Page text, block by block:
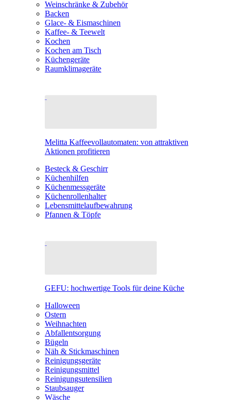
Weinschränke & Zubehör
Backen
Glace- & Eismaschinen
Kaffee- & Teewelt
Kochen
Kochen am Tisch
Küchengeräte
Raumklimageräte
Melitta Kaffeevollautomaten: von attraktiven
Aktionen profitieren
Besteck & Geschirr
Küchenhilfen
Küchenmessgeräte
Küchenrollenhalter
Lebensmittelaufbewahrung
Pfannen & Töpfe
GEFU: hochwertige Tools für deine Küche
Halloween
Ostern
Weihnachten
Abfallentsorgung
Bügeln
Näh & Stickmaschinen
Reinigungsgeräte
Reinigungsmittel
Reinigungsutensilien
Staubsauger
Wäsche